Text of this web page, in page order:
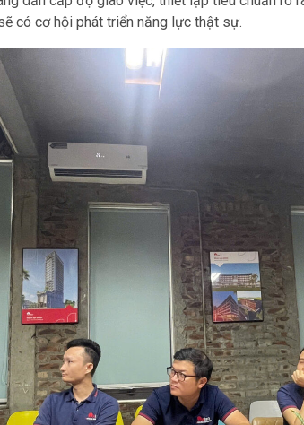
có cơ hội phát triển năng lực thật sự.